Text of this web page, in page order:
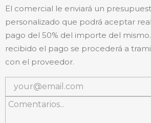
El comercial le enviará un
personalizado que podrá aceptar
pago del 50% del importe del
recibido el pago se procederá a
con el proveedor.